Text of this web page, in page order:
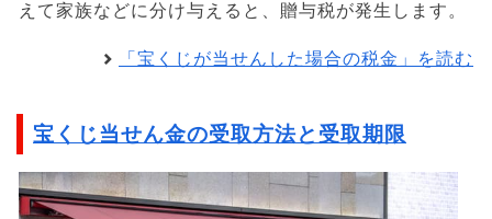
えて家族などに分け与えると、贈与税が発生します。
「宝くじが当せんした場合の税金」を読む
宝くじ当せん金の受取方法と受取期限